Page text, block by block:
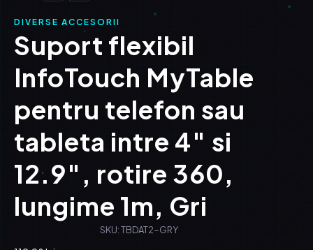
DIVERSE ACCESORII
Suport flexibil
InfoTouch MyTable
pentru telefon sau
tableta intre 4″ si
12.9″, rotire 360,
lungime 1m, Gri
SKU: TBDAT2-GRY